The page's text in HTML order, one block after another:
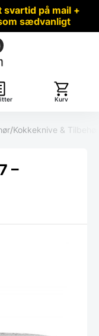
på mail +
sædvanligt
Kurv
/Kokkeknive & Tilbehør
–